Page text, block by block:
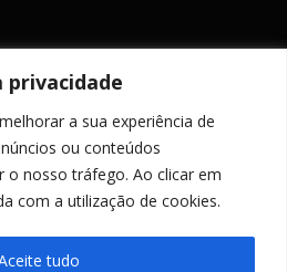
privacidade
a sua experiência de
ou conteúdos
o nosso tráfego. Ao clicar em
com a utilização de cookies.
tudo
SE ACTUALIZADO